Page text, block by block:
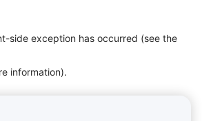
side exception has occurred (see the
information).